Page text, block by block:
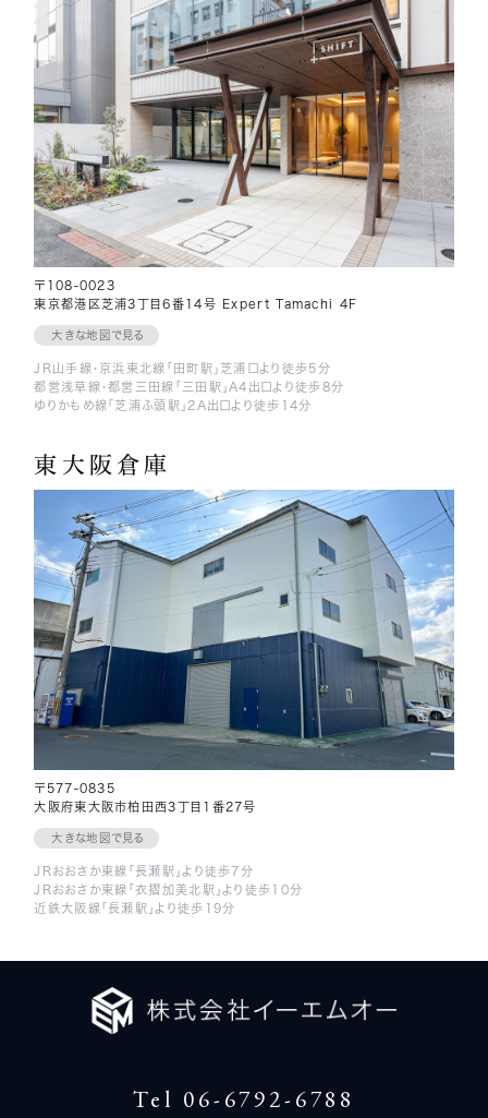
〒108-0023
東京都港区芝浦3丁目6番14号 Expert Tamachi 4F
大きな地図で見る
JR山手線・京浜東北線「田町駅」芝浦口より徒歩5分
都営浅草線・都営三田線「三田駅」A4出口より徒歩8分
ゆりかもめ線「芝浦ふ頭駅」2A出口より徒歩14分
東大阪倉庫
〒577-0835
大阪府東大阪市柏田西3丁目1番27号
大きな地図で見る
JRおおさか東線「長瀬駅」より徒歩7分
JRおおさか東線「衣摺加美北駅」より徒歩10分
近鉄大阪線「長瀬駅」より徒歩19分
Tel 06-6792-6788